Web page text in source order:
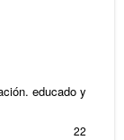
educado y
22